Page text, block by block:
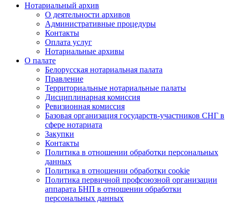
Нотариальный архив
О деятельности архивов
Административные процедуры
Контакты
Оплата услуг
Нотариальные архивы
О палате
Белорусская нотариальная палата
Правление
Территориальные нотариальные палаты
Дисциплинарная комиссия
Ревизионная комиссия
Базовая организация государств-участников СНГ в
сфере нотариата
Закупки
Контакты
Политика в отношении обработки персональных
данных
Политика в отношении обработки cookie
Политика первичной профсоюзной организации
аппарата БНП в отношении обработки
персональных данных